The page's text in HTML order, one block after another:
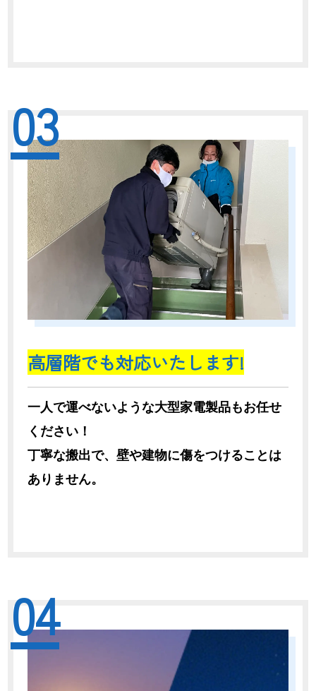
高層階でも対応いたします!
一人で運べないような大型家電製品もお任せ
ください！
丁寧な搬出で、壁や建物に傷をつけることは
ありません。
03
04